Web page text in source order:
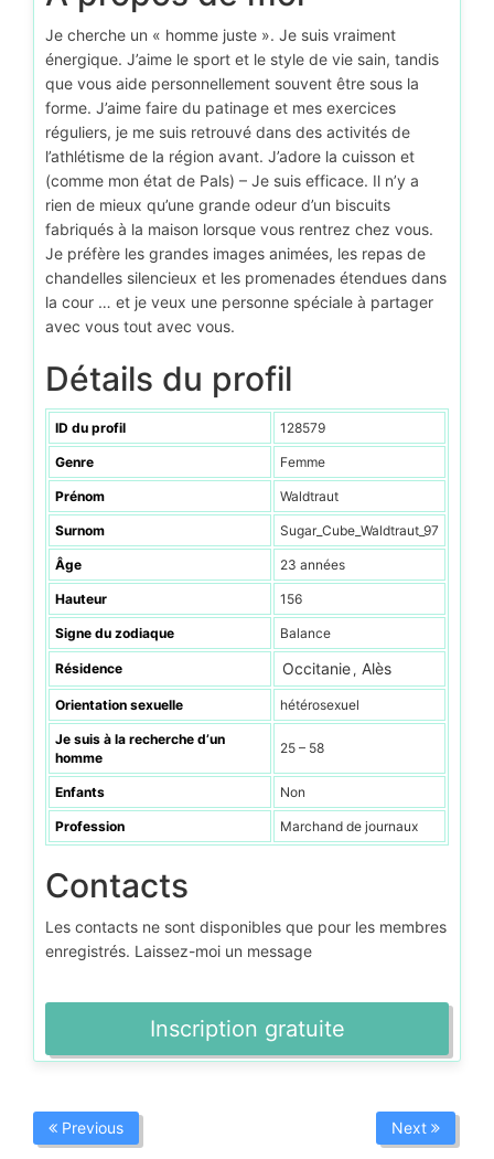
Je cherche un « homme juste ». Je suis vraiment
énergique. J’aime le sport et le style de vie sain, tandis
que vous aide personnellement souvent être sous la
forme. J’aime faire du patinage et mes exercices
réguliers, je me suis retrouvé dans des activités de
l’athlétisme de la région avant. J’adore la cuisson et
(comme mon état de Pals) – Je suis efficace. Il n’y a
rien de mieux qu’une grande odeur d’un biscuits
fabriqués à la maison lorsque vous rentrez chez vous.
Je préfère les grandes images animées, les repas de
chandelles silencieux et les promenades étendues dans
la cour … et je veux une personne spéciale à partager
avec vous tout avec vous.
Détails du profil
ID du profil 128579
Genre Femme
Prénom Waldtraut
Surnom Sugar_Cube_Waldtraut_97
Âge 23 années
Hauteur 156
Signe du zodiaque Balance
Résidence Occitanie , Alès
Orientation sexuelle hétérosexuel
Je suis à la recherche d’un
homme
25 – 58
Enfants Non
Profession Marchand de journaux
Contacts
Les contacts ne sont disponibles que pour les membres
enregistrés. Laissez-moi un message
Inscription gratuite
Previous Next